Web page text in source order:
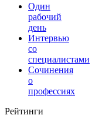
Один
рабочий
день
Интервью
со
специалистами
Сочинения
о
профессиях
Рейтинги